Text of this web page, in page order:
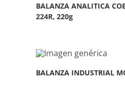
BALANZA ANALITICA
224R, 220g
BALANZA INDUSTRIAL